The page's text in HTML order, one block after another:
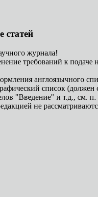
статей
журнала!
требований к
англоязычного
список (должен
"Введение" и т.д., см. п.
не